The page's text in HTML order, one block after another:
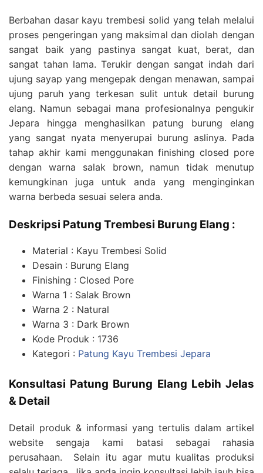
Berbahan dasar kayu trembesi solid yang telah melalui
proses pengeringan yang maksimal dan diolah dengan
sangat baik yang pastinya sangat kuat, berat, dan
sangat tahan lama. Terukir dengan sangat indah dari
ujung sayap yang mengepak dengan menawan, sampai
ujung paruh yang terkesan sulit untuk detail burung
elang. Namun sebagai mana profesionalnya pengukir
Jepara hingga menghasilkan patung burung elang
yang sangat nyata menyerupai burung aslinya. Pada
tahap akhir kami menggunakan finishing closed pore
dengan warna salak brown, namun tidak menutup
kemungkinan juga untuk anda yang menginginkan
warna berbeda sesuai selera anda.
Deskripsi Patung Trembesi Burung Elang :
Material : Kayu Trembesi Solid
Desain : Burung Elang
Finishing : Closed Pore
Warna 1 : Salak Brown
Warna 2 : Natural
Warna 3 : Dark Brown
Kode Produk : 1736
Kategori : Patung Kayu Trembesi Jepara
Konsultasi Patung Burung Elang Lebih Jelas
& Detail
Detail produk & informasi yang tertulis dalam artikel
website sengaja kami batasi sebagai rahasia
perusahaan. Selain itu agar mutu kualitas produksi